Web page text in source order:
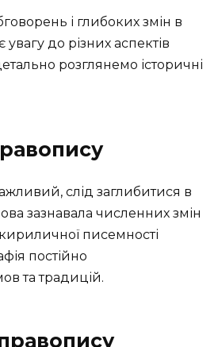
і глибоких змін в
до різних аспектів
розглянемо історичні
слід заглибитися в
зазнавала численних змін
писемності
постійно
та традицій.